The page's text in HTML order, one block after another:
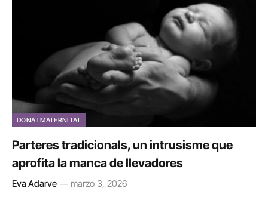
DONA I MATERNITAT
Parteres tradicionals, un intrusisme que
aprofita la manca de llevadores
Eva Adarve marzo 3, 2026